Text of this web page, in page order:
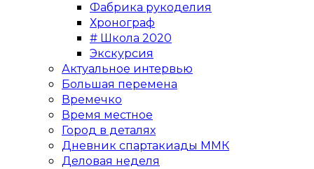
Фабрика рукоделия
Хронограф
# Школа 2020
Экскурсия
Актуальное интервью
Большая перемена
Времечко
Время местное
Город в деталях
Дневник спартакиады ММК
Деловая неделя